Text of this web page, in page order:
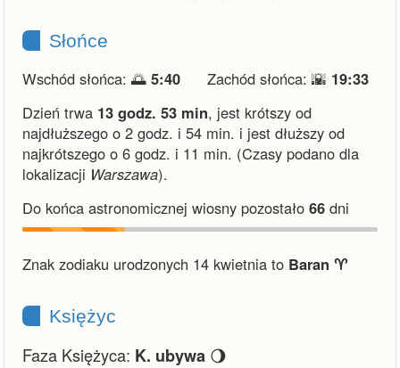
Słońce
Wschód słońca: 🌅 5:40 Zachód słońca: 🌇 19:33
Dzień trwa 13 godz. 53 min, jest krótszy od
najdłuższego o 2 godz. i 54 min. i jest dłuższy od
najkrótszego o 6 godz. i 11 min. (Czasy podano dla
lokalizacji Warszawa).
Do końca astronomicznej wiosny pozostało 66 dni
Znak zodiaku urodzonych 14 kwietnia to Baran ♈︎
Księżyc
Faza Księżyca: K. ubywa 🌖